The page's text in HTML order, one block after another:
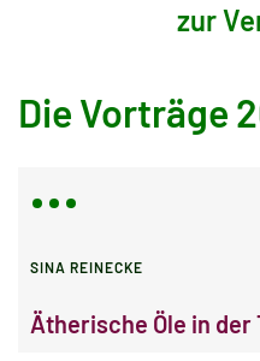
zur
Die Vorträge
SINA REINECKE
Ätherische Öle in